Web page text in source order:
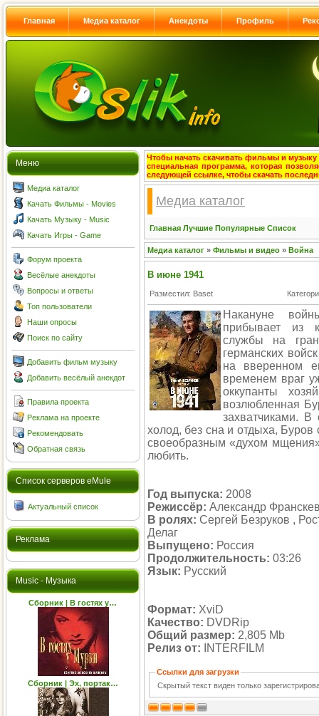
Главная Медиа каталог Анекдоты Профиль
Меню
Медиа каталог
Качать Фильмы - Movies
Качать Музыку - Music
Качать Игры - Game
Форум проекта
Весёлые анекдоты
Вопросы и ответы
Топ пользователи
Наши опросы
Поиск по сайту
Добавить фильм музыку
Добавить весёлый анекдот
Правила проекта
Реклама на проекте
Рекомендовать
Обратная связь
Cписок серверов eMule
Актуальный список
Реклама
Music - Музыка
Cборник | В гостях у…
Сборник | Эх, портак…
Чтобы начать скачивать фильмы и музыку
специальная программа, которая
следующей ссылке, чтобы скачать
Медиа каталог
Главная Лучшие Популярные Список
Медиа каталог » Фильмы и видео » Война
В июне 1941
Разместил: Baset
Накануне
прибывает из
службы на
германских
на вверенном
временем враг
оккупанты
возлюбленная
захватчиками.
холод, без сна и отдыха, Буров
своеобразным «духом
любить.
Год выпуска: 2008
Режиссёр: Александр
В ролях: Сергей Безруков ,
Делаг
Выпущено: Россия
Продолжительность: 03:26
Язык: Русский
Формат: XviD
Качество: DVDRip
Общий размер: 2,805 Mb
Релиз от: INTERFILM
Ссылки для загрузки
Скрытый текст виден только